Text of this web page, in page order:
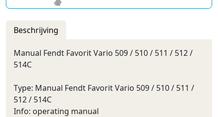
Beschrijving
Manual Fendt Favorit Vario 509 / 510 / 511 / 512 /
514C
Type: Manual Fendt Favorit Vario 509 / 510 / 511 /
512 / 514C
Info: operating manual